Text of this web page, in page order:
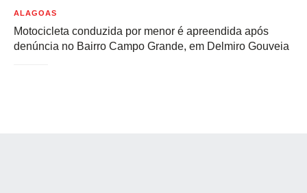
ALAGOAS
Motocicleta conduzida por menor é apreendida após
denúncia no Bairro Campo Grande, em Delmiro Gouveia